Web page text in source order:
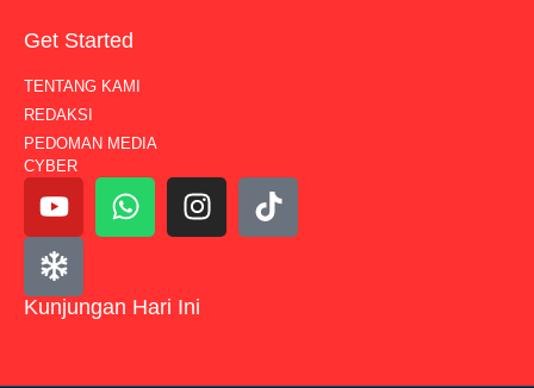
Get Started
TENTANG KAMI
REDAKSI
PEDOMAN MEDIA
CYBER
Kunjungan Hari Ini